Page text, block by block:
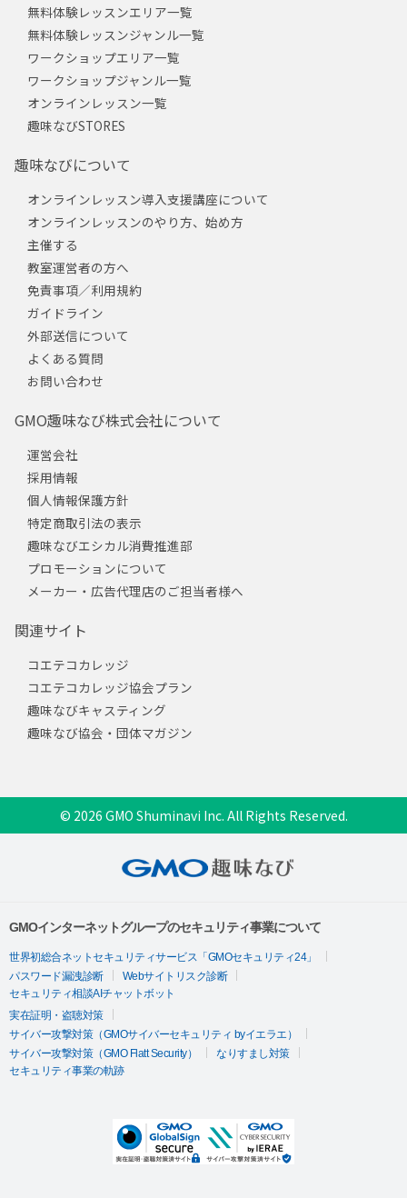
無料体験レッスンエリア一覧
無料体験レッスンジャンル一覧
ワークショップエリア一覧
ワークショップジャンル一覧
オンラインレッスン一覧
趣味なびSTORES
趣味なびについて
オンラインレッスン導入支援講座について
オンラインレッスンのやり方、始め方
主催する
教室運営者の方へ
免責事項／利用規約
ガイドライン
外部送信について
よくある質問
お問い合わせ
GMO趣味なび株式会社について
運営会社
採用情報
個人情報保護方針
特定商取引法の表示
趣味なびエシカル消費推進部
プロモーションについて
メーカー・広告代理店のご担当者様へ
関連サイト
コエテコカレッジ
コエテコカレッジ協会プラン
趣味なびキャスティング
趣味なび協会・団体マガジン
© 2026 GMO Shuminavi Inc. All Rights Reserved.